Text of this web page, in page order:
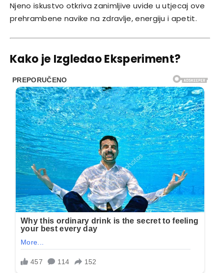
Njeno iskustvo otkriva zanimljive uvide u utjecaj ove
prehrambene navike na zdravlje, energiju i apetit.
Kako je Izgledao Eksperiment?